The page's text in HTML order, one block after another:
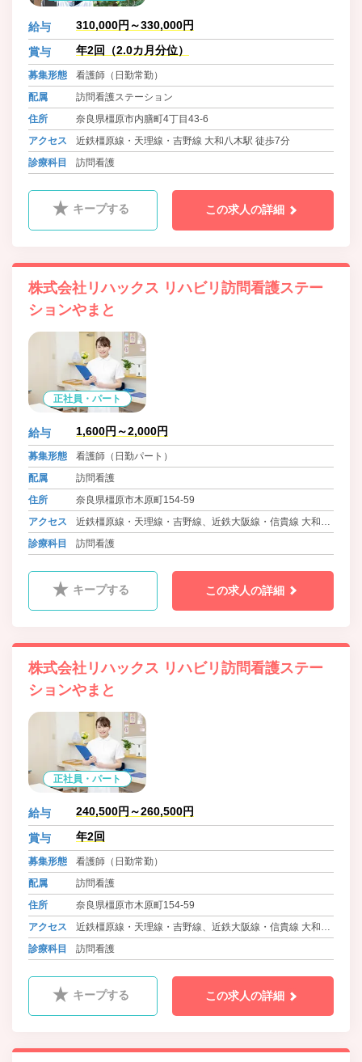
給与 310,000円～330,000円
賞与 年2回（2.0カ月分位）
募集形態
看護師（日勤常勤）
配属
訪問看護ステーション
住所
奈良県橿原市内膳町4丁目43-6
アクセス
近鉄橿原線・天理線・吉野線 大和八木駅 徒歩7分
診療科目
訪問看護
キープする この求人の詳細
株式会社リハックス リハビリ訪問看護ステー
ションやまと
正社員・パート
給与 1,600円～2,000円
募集形態
看護師（日勤パート）
配属
訪問看護
住所
奈良県橿原市木原町154-59
アクセス
近鉄橿原線・天理線・吉野線、近鉄大阪線・信貴線 大和八
木駅 徒歩8分
診療科目 訪問看護
キープする この求人の詳細
株式会社リハックス リハビリ訪問看護ステー
ションやまと
正社員・パート
給与 240,500円～260,500円
賞与 年2回
募集形態
看護師（日勤常勤）
配属
訪問看護
住所
奈良県橿原市木原町154-59
アクセス
近鉄橿原線・天理線・吉野線、近鉄大阪線・信貴線 大和八
木駅 徒歩8分
診療科目 訪問看護
キープする この求人の詳細